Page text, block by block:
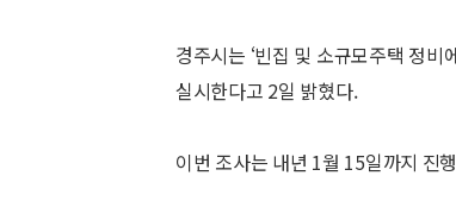
경주시는 ‘빈집 및 소규모주택 정
실시한다고 2일 밝혔다.
이번 조사는 내년 1월 15일까지 진